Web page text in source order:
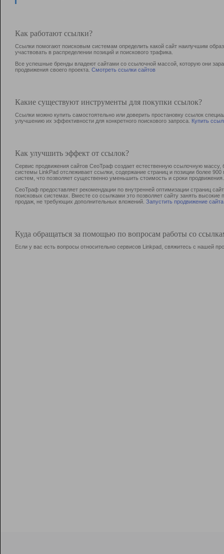
Как работают ссылки?
Ссылки помогают поисковым системам определить какой сайт наилучшим
участвовать в раcпределении позиций и поискового трафика.
Все успешные бренды владеют сайтами со ссылочной массой, которую они
продвижения своего проекта. Смотреть ссылки сайтов
Какие существуют инструменты для покупки ссылок?
Ссылки можно купить самостоятельно или доверить простановку ссылок
улучшению их эффективности для конкретного поискового запроса. Купить
Как улучшить эффект от ссылок?
Сервис продвижения сайтов СеоТраф создает естественную ссылочную
системы LinkPad отслеживает ссылки, содержание страниц и позиции более
систем, что позволяет существенно уменьшить стоимость и сроки продвижения.
СеоТраф предоставляет рекомендации по внутренней оптимизации страниц
поисковых системах. Вместе со ссылками это позволяет сайту занять
продаж, не требующих дополнительных вложений. Запустить продвижение сайта
Куда обращаться за помощью по вопросам работы со
Если у вас есть вопросы относительно сервисов Linkpad, свяжитесь с нашей